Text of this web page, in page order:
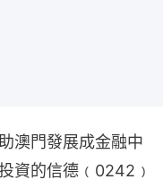
澳門發展成金融中
資的信德﹙0242﹚